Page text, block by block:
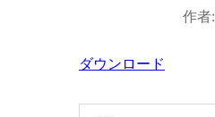
索
作者:
ダウンロード